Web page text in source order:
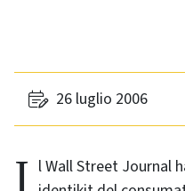
26 luglio 2006
Il Wall Street Journal ha recentemente pubblicato un